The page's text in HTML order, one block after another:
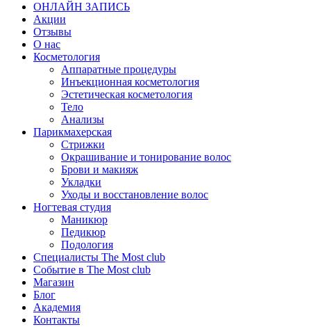
ОНЛАЙН ЗАПИСЬ
Акции
Отзывы
О нас
Косметология
Аппаратные процедуры
Инъекционная косметология
Эстетическая косметология
Тело
Анализы
Парикмахерская
Стрижки
Окрашивание и тонирование волос
Брови и макияж
Укладки
Уходы и восстановление волос
Ногтевая студия
Маникюр
Педикюр
Подология
Специалисты The Most club
Событие в The Most club
Магазин
Блог
Академия
Контакты